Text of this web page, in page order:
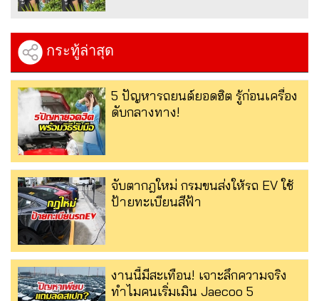
กระทู้ล่าสุด
5 ปัญหารถยนต์ยอดฮิต รู้ก่อนเครื่อง
ดับกลางทาง!
จับตากฎใหม่ กรมขนส่งให้รถ EV ใช้
ป้ายทะเบียนสีฟ้า
งานนี้มีสะเทือน! เจาะลึกความจริง
ทำไมคนเริ่มเมิน Jaecoo 5